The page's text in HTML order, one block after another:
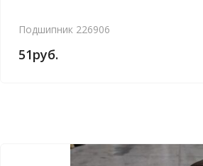
Подшипник 226906
51руб.